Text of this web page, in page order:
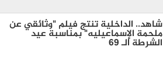
شاهد.. الداخلية تنتج فيلم "وثائقي عن
ملحمة الإسماعيليه" بمناسبة عيد
الشرطة الـ 69